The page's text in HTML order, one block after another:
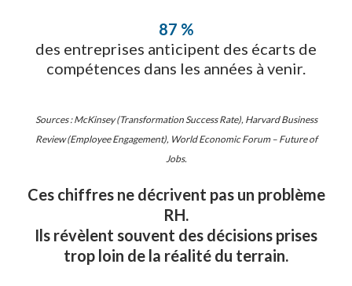
87 %
des entreprises anticipent des écarts de
compétences dans les années à venir.
Sources : McKinsey (Transformation Success Rate), Harvard Business
Review (Employee Engagement), World Economic Forum – Future of
Jobs.
Ces chiffres ne décrivent pas un problème
RH.
Ils révèlent souvent des décisions prises
trop loin de la réalité du terrain.